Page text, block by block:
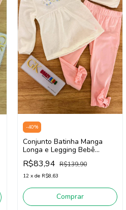
-40%
Conjunto Batinha Manga
Longa e Legging Bebê
Infantil Menina SOMNII
3261002 (Off White / Rosa)
R$83,94 R$139,90
12 x de R$8,63
Comprar